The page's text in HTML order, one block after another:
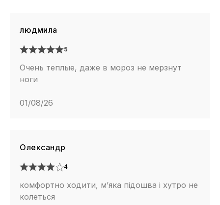
людмила
5
Очень теплые, даже в мороз не мерзнут
ноги
01/08/26
Олександр
4
комфортно ходити, м’яка підошва і хутро не
колеться